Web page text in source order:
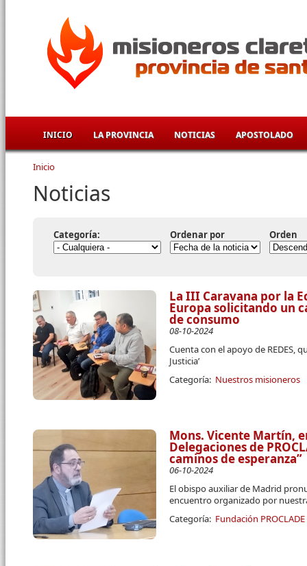
INICIO LA PROVINCIA NOTICIAS APOSTOLADO
Se encuentra usted aquí
Inicio
Noticias
Categoría: Ordenar por Orden
La III Caravana por la
Europa solicitando un
de consumo
08-10-2024
Cuenta con el apoyo de REDES,
Justicia’
Categoría: Nuestros misioneros
Mons. Vicente Martín,
Delegaciones de
caminos de esperanza”
06-10-2024
El obispo auxiliar de Madrid
encuentro organizado por
Categoría: Fundación PROCLADE